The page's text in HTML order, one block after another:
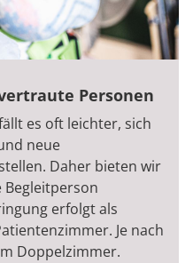
Personen
es oft leichter, sich
neue
Daher bieten wir
Begleitperson
erfolgt als
Je nach
Doppelzimmer.